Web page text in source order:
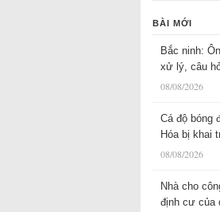
BÀI MỚI
Bắc ninh:
xử lý, câu
08/08/2026
Cá độ bóng
Hóa bị khai
08/08/2026
Nhà cho
định cư của